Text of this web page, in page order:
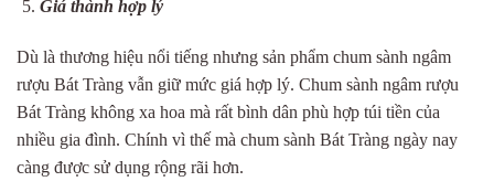
Giá thành hợp lý
Dù là thương hiệu nổi tiếng nhưng sản phẩm chum sành ngâm
rượu Bát Tràng vẫn giữ mức giá hợp lý. Chum sành ngâm rượu
Bát Tràng không xa hoa mà rất bình dân phù hợp túi tiền của
nhiều gia đình. Chính vì thế mà chum sành Bát Tràng ngày nay
càng được sử dụng rộng rãi hơn.